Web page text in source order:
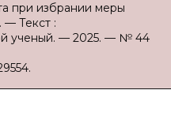
при избрании меры
Текст :
ученый. — 2025. — № 44